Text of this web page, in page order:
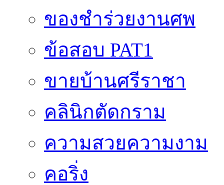
ของชำร่วยงานศพ
ข้อสอบ PAT1
ขายบ้านศรีราชา
คลินิกตัดกราม
ความสวยความงาม
คอริ่ง